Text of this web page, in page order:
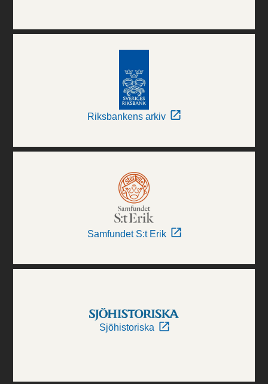
Riksbankens arkiv
Samfundet S:t Erik
Sjöhistoriska